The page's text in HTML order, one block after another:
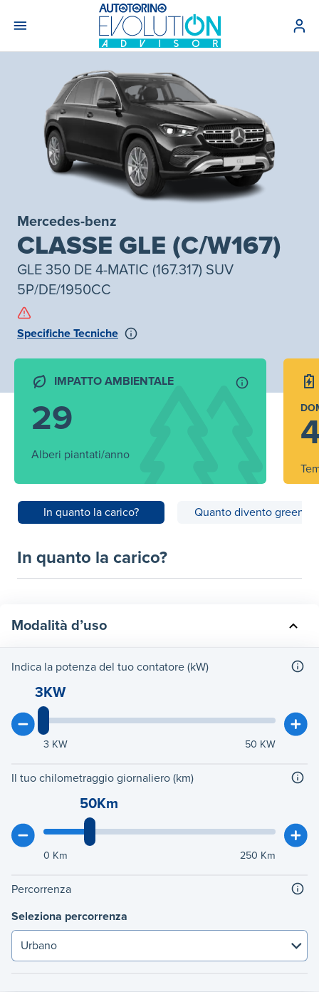
Mercedes-benz
CLASSE GLE (C/W167)
GLE 350 DE 4-MATIC (167.317) SUV
5P/DE/1950CC
Specifiche Tecniche
IMPATTO AMBIENTALE
29
Alberi piantati/anno
In quanto la carico? Quanto divento green?
In quanto la carico?
Modalità d’uso
Indica la potenza del tuo contatore (kW)
3KW
3 KW 50 KW
Il tuo chilometraggio giornaliero (km)
50Km
0 Km 250 Km
Percorrenza
Seleziona percorrenza